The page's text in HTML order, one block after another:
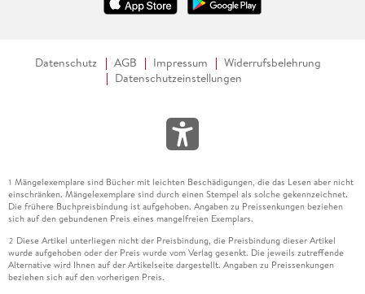
Datenschutz AGB Impressum
Widerrufsbelehrung
Datenschutzeinstellungen
1 Mängelexemplare sind Bücher mit leichten Beschädigungen, die das Lesen aber nicht
einschränken. Mängelexemplare sind durch einen Stempel als solche gekennzeichnet.
Die frühere Buchpreisbindung ist aufgehoben. Angaben zu Preissenkungen beziehen
sich auf den gebundenen Preis eines mangelfreien Exemplars.
2 Diese Artikel unterliegen nicht der Preisbindung, die Preisbindung dieser Artikel
wurde aufgehoben oder der Preis wurde vom Verlag gesenkt. Die jeweils zutreffende
Alternative wird Ihnen auf der Artikelseite dargestellt. Angaben zu Preissenkungen
beziehen sich auf den vorherigen Preis.